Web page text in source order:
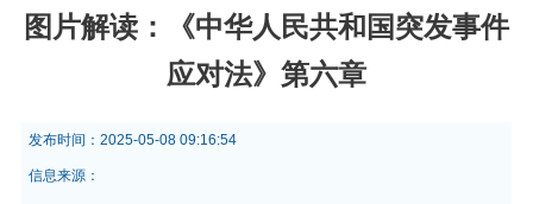
图片解读：《中华人民共和国突发事件
应对法》第六章
发布时间： 2025-05-08 09:16:54
信息来源：